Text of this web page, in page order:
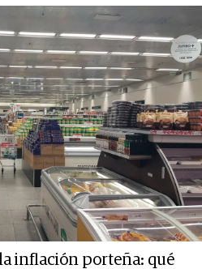
inflación porteña: qué